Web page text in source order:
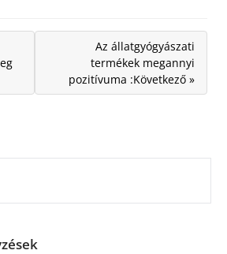
Az állatgyógyászati
termékek megannyi
pozitívuma :Következő »